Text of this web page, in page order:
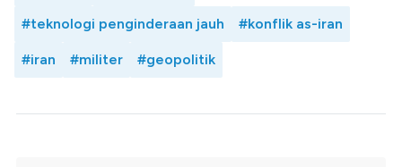
#teknologi penginderaan jauh #konflik as-iran
#iran #militer #geopolitik